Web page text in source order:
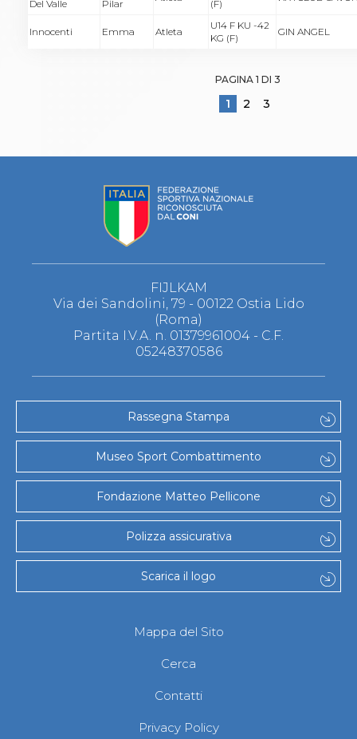
Del Valle Pilar (F)
Innocenti Emma Atleta
U14 F KU -42
KG (F)
GIN ANGEL
PAGINA 1 DI 3
1 2 3
FIJLKAM
Via dei Sandolini, 79 - 00122 Ostia Lido
(Roma)
Partita I.V.A. n. 01379961004 - C.F.
05248370586
Rassegna Stampa
Museo Sport Combattimento
Fondazione Matteo Pellicone
Polizza assicurativa
Scarica il logo
Mappa del Sito
Cerca
Contatti
Privacy Policy